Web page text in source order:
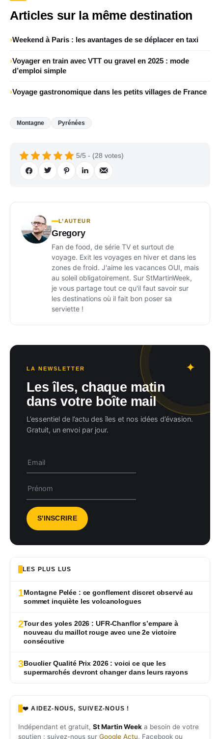
Articles sur la même destination
Weekend à Paris : les avantages de se déplacer en taxi
Voyager en train avec VTT ou gravel en 2025 : mode
d’emploi simple
Voyage gastronomique dans les petits villages de France
Montagne Pyrénées
5/5 - (28 votes)
L’AUTEUR
Gregory
Fan de food, de série TV et surtout de
voyage. Exit les voyages en hiver et dans les
zones de froid. J'aime les vacances OUI, mais
au soleil obligatoirement. Sur StMartinWeek,
je vous partage tout ce qu'il faut savoir sur
les destinations où il fait bon poser sa
serviette !
LA NEWSLETTER
Les îles, chaque matin
dans votre boîte mail
L’essentiel de l’actu des îles et nos idées d’évasion.
Gratuit, un envoi par jour.
LES PLUS LUS
1Montagne Pelée : ce gonflement discret observé au
sommet inquiète les volcanologues
2Tour des yoles 2026 : UFR-Chanflor s’empare à
nouveau du maillot rouge avec une 2e victoire
consécutive
3Bouclier Qualité Prix 2026 : voici ce que les
supermarchés devront changer dans leurs rayons
❤️ AIDEZ-NOUS, SUIVEZ-NOUS !
Indépendant et gratuit, St Martin Week a besoin de votre
soutien : suivez-nous sur Google Actu, Facebook ou